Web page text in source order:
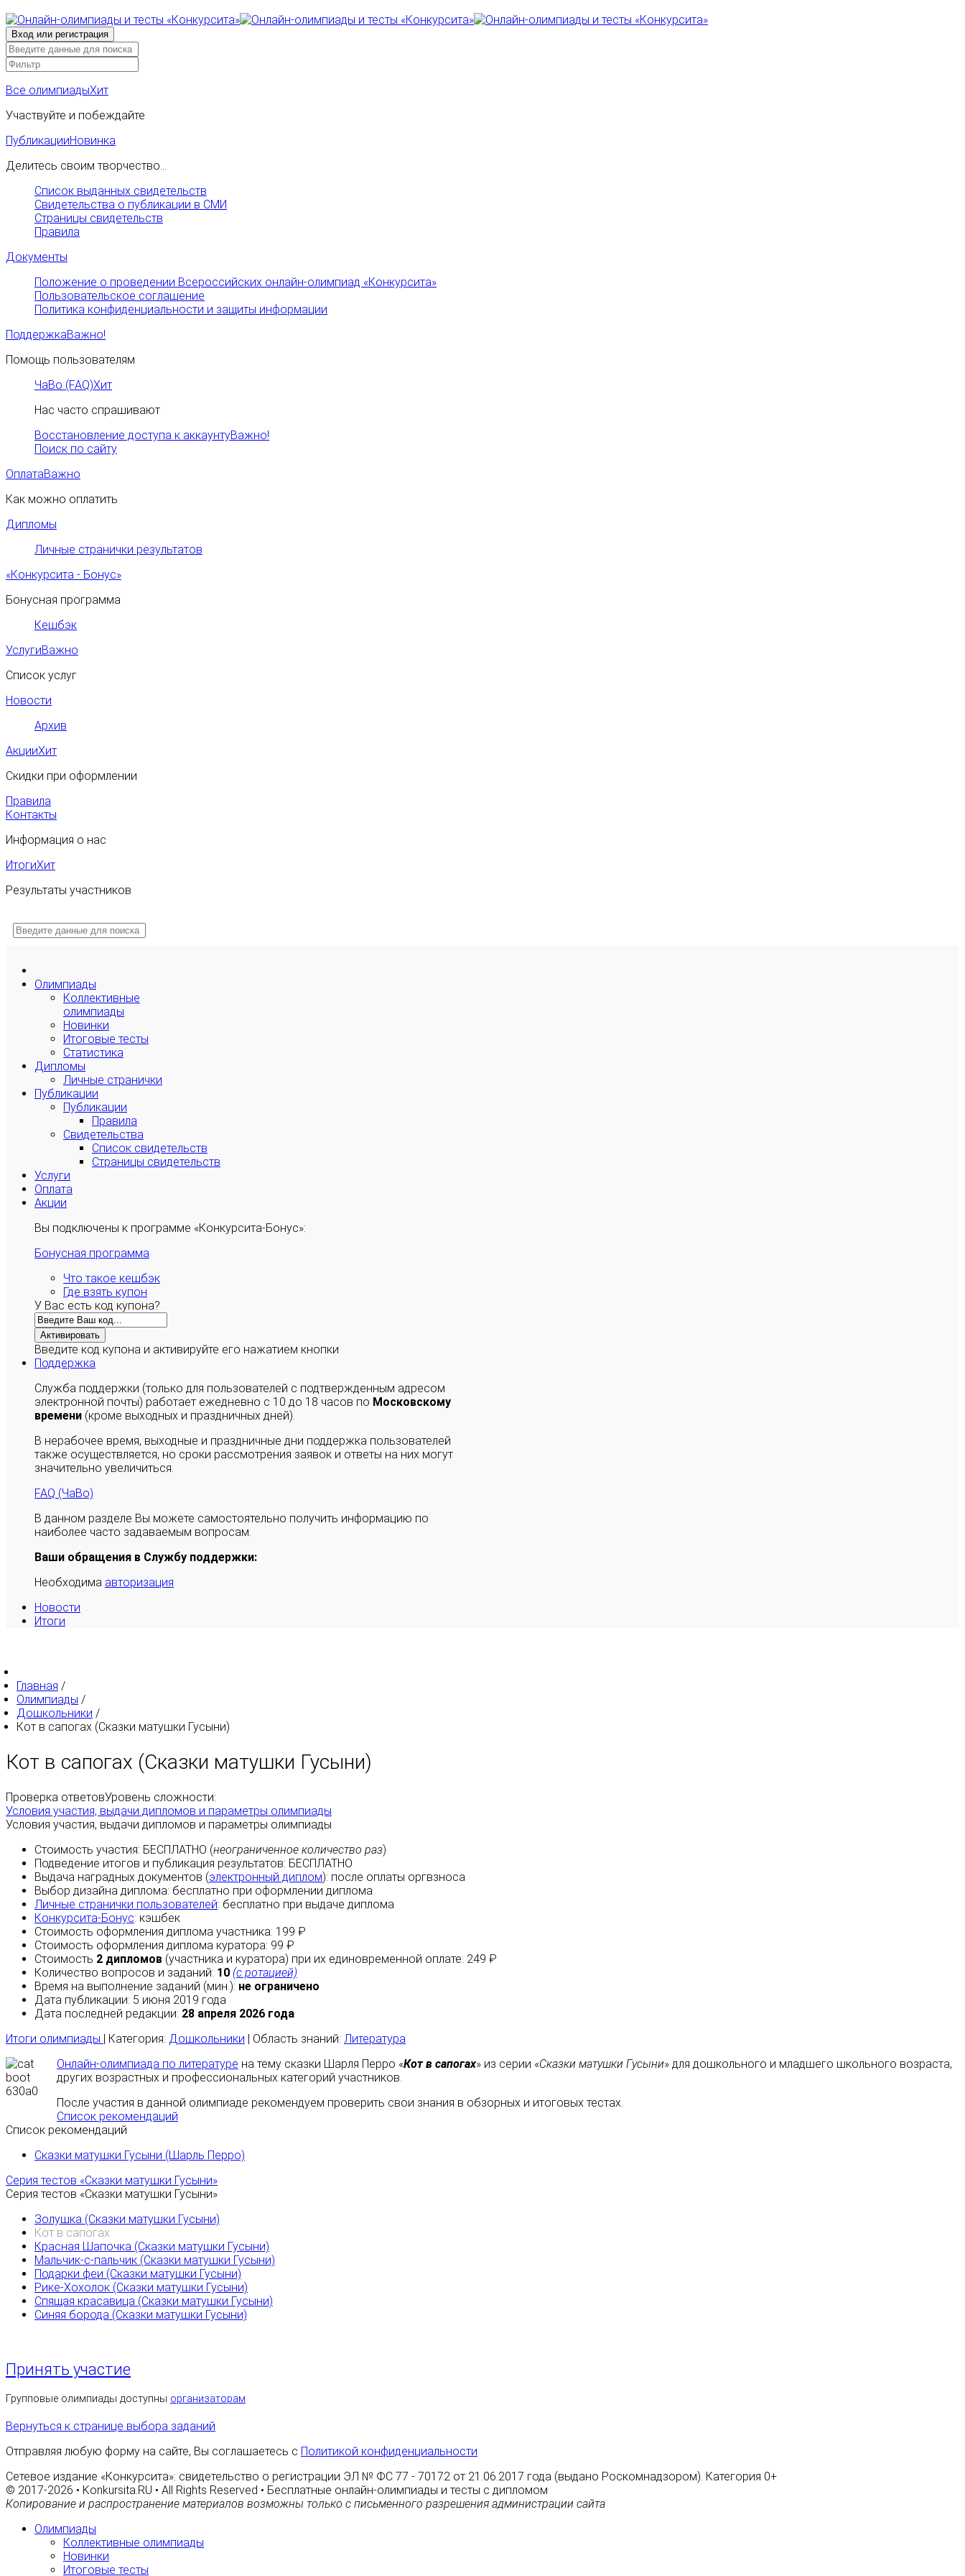
Все олимпиадыХит
Участвуйте и побеждайте
ПубликацииНовинка
Делитесь своим творчество...
Список выданных свидетельств
Свидетельства о публикации в СМИ
Страницы свидетельств
Правила
Документы
Положение о проведении Всероссийских онлайн-олимпиад «Конкурсита»
Пользовательское соглашение
Политика конфиденциальности и защиты информации
ПоддержкаВажно!
Помощь пользователям
ЧаВо (FAQ)Хит
Нас часто спрашивают
Восстановление доступа к аккаунтуВажно!
Поиск по сайту
ОплатаВажно
Как можно оплатить
Дипломы
Личные странички результатов
«Конкурсита - Бонус»
Бонусная программа
Кешбэк
УслугиВажно
Список услуг
Новости
Архив
АкцииХит
Скидки при оформлении
Правила
Контакты
Информация о нас
ИтогиХит
Результаты участников
Олимпиады
Коллективные
олимпиады
Новинки
Итоговые тесты
Статистика
Дипломы
Личные странички
Публикации
Публикации
Правила
Свидетельства
Список свидетельств
Страницы свидетельств
Услуги
Оплата
Акции
Вы подключены к программе «Конкурсита-Бонус»:
Бонусная программа
Что такое кешбэк
Где взять купон
У Вас есть код купона?
Активировать
Введите код купона и активируйте его нажатием кнопки
Поддержка
Служба поддержки (только для пользователей с подтвержденным адресом
электронной почты) работает ежедневно с 10 до 18 часов по Московскому
времени (кроме выходных и праздничных дней).
В нерабочее время, выходные и праздничные дни поддержка пользователей
также осуществляется, но сроки рассмотрения заявок и ответы на них могут
значительно увеличиться.
FAQ (ЧаВо)
В данном разделе Вы можете самостоятельно получить информацию по
наиболее часто задаваемым вопросам.
Ваши обращения в Службу поддержки:
Необходима авторизация
Новости
Итоги
Главная /
Олимпиады /
Дошкольники /
Кот в сапогах (Сказки матушки Гусыни)
Кот в сапогах (Сказки матушки Гусыни)
Проверка ответовУровень сложности:
Условия участия, выдачи дипломов и параметры олимпиады
Условия участия, выдачи дипломов и параметры олимпиады
Стоимость участия: БЕСПЛАТНО (неограниченное количество раз)
Подведение итогов и публикация результатов: БЕСПЛАТНО
Выдача наградных документов (электронный диплом): после оплаты оргвзноса
Выбор дизайна диплома: бесплатно при оформлении диплома
Личные странички пользователей: бесплатно при выдаче диплома
Конкурсита-Бонус: кэшбек
Стоимость оформления диплома участника: 199 ₽
Стоимость оформления диплома куратора: 99 ₽
Стоимость 2 дипломов (участника и куратора) при их единовременной оплате: 249 ₽
Количество вопросов и заданий: 10 (с ротацией)
Время на выполнение заданий (мин.): не ограничено
Дата публикации: 5 июня 2019 года
Дата последней редакции: 28 апреля 2026 года
Итоги олимпиады
| Категория: Дошкольники | Область знаний: Литература
Онлайн-олимпиада по литературе на тему сказки Шарля Перро «Кот в сапогах» из серии «Сказки матушки Гусыни» для дошкольного и младшего школьного возраста,
других возрастных и профессиональных категорий участников.
После участия в данной олимпиаде рекомендуем проверить свои знания в обзорных и итоговых тестах.
Список рекомендаций
Список рекомендаций
Сказки матушки Гусыни (Шарль Перро)
Серия тестов «Сказки матушки Гусыни»
Серия тестов «Сказки матушки Гусыни»
Золушка (Сказки матушки Гусыни)
Кот в сапогах
Красная Шапочка (Сказки матушки Гусыни)
Мальчик-с-пальчик (Сказки матушки Гусыни)
Подарки феи (Сказки матушки Гусыни)
Рике-Хохолок (Сказки матушки Гусыни)
Спящая красавица (Сказки матушки Гусыни)
Синяя борода (Сказки матушки Гусыни)
Принять участие
Групповые олимпиады доступны организаторам
Вернуться к странице выбора заданий
Отправляя любую форму на сайте, Вы соглашаетесь с Политикой конфиденциальности
Сетевое издание «Конкурсита»: свидетельство о регистрации ЭЛ № ФС 77 - 70172 от 21.06.2017 года (выдано Роскомнадзором). Категория 0+
© 2017-2026 • Konkursita.RU • All Rights Reserved • Бесплатные онлайн-олимпиады и тесты с дипломом
Копирование и распространение материалов возможны только с письменного разрешения администрации сайта
Олимпиады
Коллективные олимпиады
Новинки
Итоговые тесты